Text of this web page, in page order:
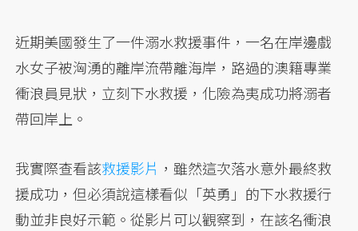
近期美國發生了一件溺水救援事件，一名在岸邊戲
水女子被洶湧的離岸流帶離海岸，路過的澳籍專業
衝浪員見狀，立刻下水救援，化險為夷成功將溺者
帶回岸上。
我實際查看該救援影片 ，雖然這次落水意外最終救
援成功，但必須說這樣看似「英勇」的下水救援行
動並非良好示範。從影片可以觀察到，在該名衝浪